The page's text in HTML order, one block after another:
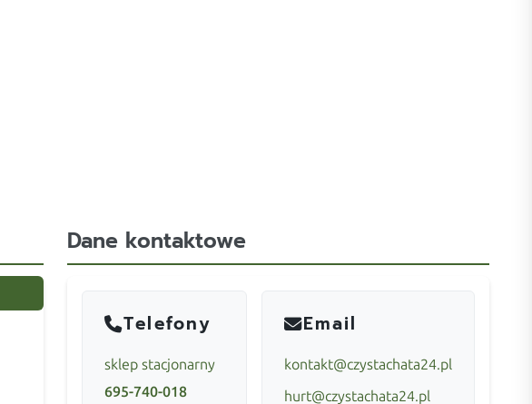
Dane kontaktowe
Telefony
sklep stacjonarny
695-740-018
Email
kontakt@czystachata24.pl
hurt@czystachata24.pl